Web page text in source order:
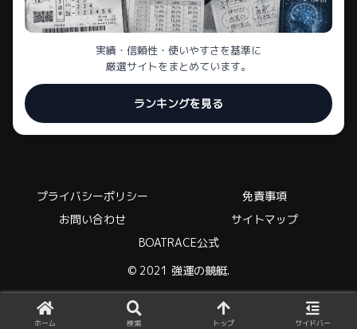
実績・信頼性・使いやすさを基準に
厳選サイトをまとめています。
ランキングを見る
プライバシーポリシー
免責事項
お問い合わせ
サイトマップ
BOATRACE公式
© 2021 強運の競艇.
ホーム 検索 トップ サイドバー